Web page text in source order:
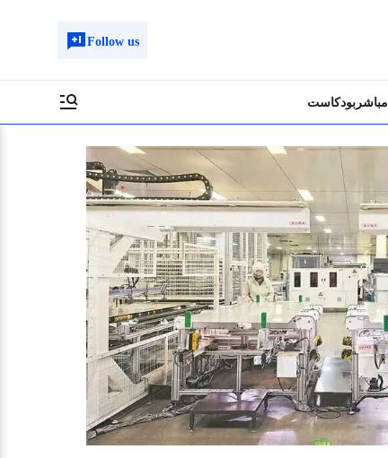
Follow us
مباشربودكاست